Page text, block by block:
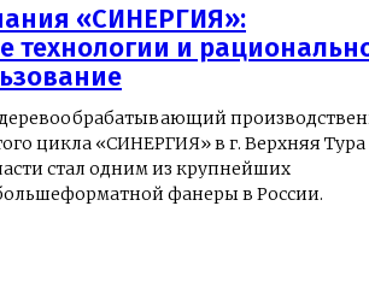
«СИНЕРГИЯ»:
технологии и
деревообрабатывающий
цикла «СИНЕРГИЯ» в г. Верхняя Тура
стал одним из крупнейших
фанеры в России.